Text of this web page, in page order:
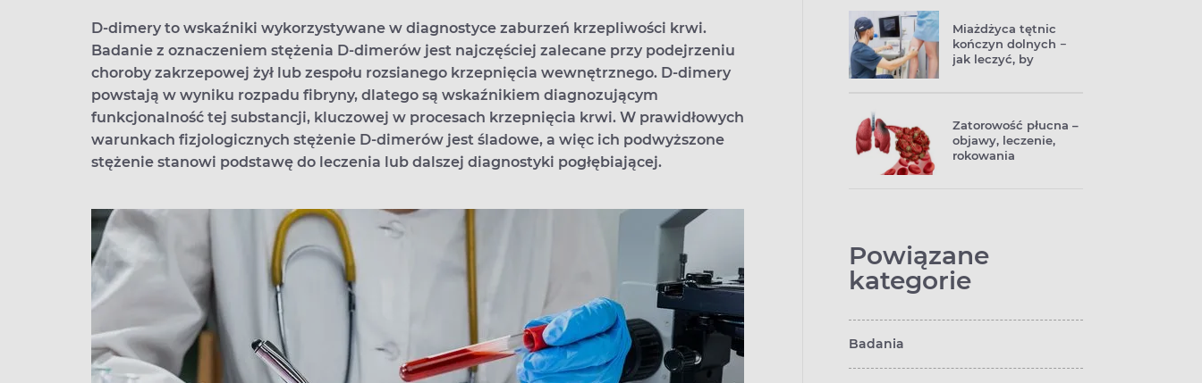
D-dimery to wskaźniki wykorzystywane w diagnostyce zaburzeń krzepliwości krwi.
Badanie z oznaczeniem stężenia D-dimerów jest najczęściej zalecane przy podejrzeniu
choroby zakrzepowej żył lub zespołu rozsianego krzepnięcia wewnętrznego. D-dimery
powstają w wyniku rozpadu fibryny, dlatego są wskaźnikiem diagnozującym
funkcjonalność tej substancji, kluczowej w procesach krzepnięcia krwi. W prawidłowych
warunkach fizjologicznych stężenie D-dimerów jest śladowe, a więc ich podwyższone
stężenie stanowi podstawę do leczenia lub dalszej diagnostyki pogłębiającej.
Miażdżyca tętnic
kończyn dolnych −
jak leczyć, by
Zatorowość płucna –
objawy, leczenie,
rokowania
Powiązane
kategorie
Badania